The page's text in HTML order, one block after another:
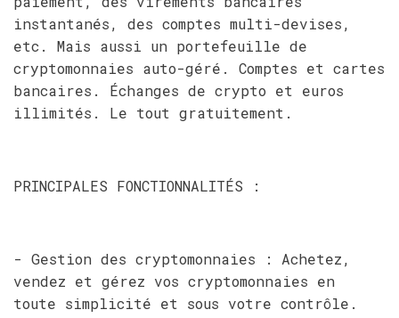
instantanés, des comptes multi-devises,
etc. Mais aussi un portefeuille de
cryptomonnaies auto-géré. Comptes et cartes
bancaires. Échanges de crypto et euros
illimités. Le tout gratuitement.
PRINCIPALES FONCTIONNALITÉS :
- Gestion des cryptomonnaies : Achetez,
vendez et gérez vos cryptomonnaies en
toute simplicité et sous votre contrôle.